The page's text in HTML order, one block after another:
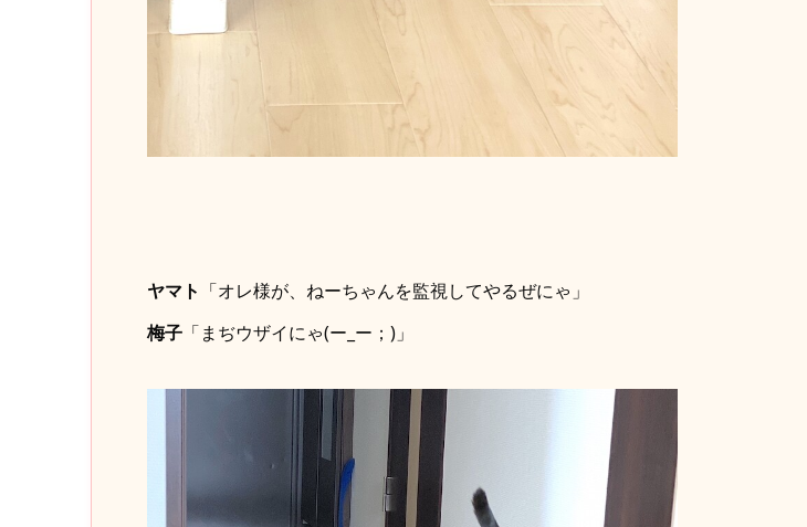
ヤマト 「オレ様が、ねーちゃんを監視してやるぜにゃ」
梅子「まぢウザイにゃ(ー_ー；)」